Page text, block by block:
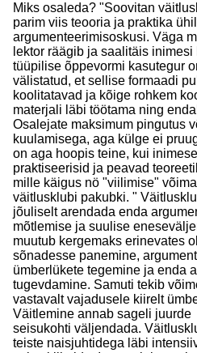
Miks osaleda? "Soovitan
parim viis teooria ja praktika
argumenteerimisoskusi. Väga
lektor räägib ja saalitäis
tüüpilise õppevormi kasutegur
välistatud, et sellise formaadi
koolitatavad ja kõige rohkem
materjali läbi töötama ning
Osalejate maksimum pingutus
kuulamisega, aga külge ei
on aga hoopis teine, kui
praktiseerisid ja peavad
mille käigus nö "viilimise"
väitlusklubi pakubki. "
jõuliselt arendada enda
mõtlemise ja suulise
muutub kergemaks erinevates
sõnadesse panemine,
ümberlükete tegemine ja enda
tugevdamine. Samuti tekib
vastavalt vajadusele kiirelt
Väitlemine annab sageli
seisukohti väljendada.
teiste naisjuhtidega läbi